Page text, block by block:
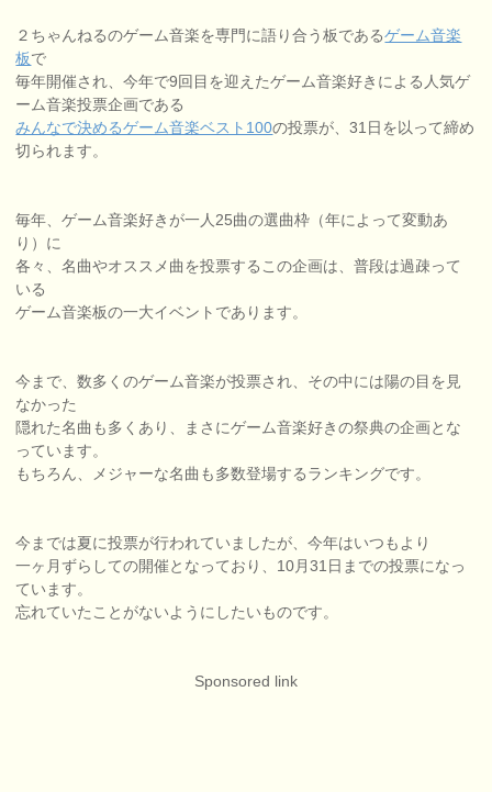
２ちゃんねるのゲーム音楽を専門に語り合う板であるゲーム音楽
板で
毎年開催され、今年で9回目を迎えたゲーム音楽好きによる人気ゲ
ーム音楽投票企画である
みんなで決めるゲーム音楽ベスト100の投票が、31日を以って締め
切られます。
毎年、ゲーム音楽好きが一人25曲の選曲枠（年によって変動あ
り）に
各々、名曲やオススメ曲を投票するこの企画は、普段は過疎って
いる
ゲーム音楽板の一大イベントであります。
今まで、数多くのゲーム音楽が投票され、その中には陽の目を見
なかった
隠れた名曲も多くあり、まさにゲーム音楽好きの祭典の企画とな
っています。
もちろん、メジャーな名曲も多数登場するランキングです。
今までは夏に投票が行われていましたが、今年はいつもより
一ヶ月ずらしての開催となっており、10月31日までの投票になっ
ています。
忘れていたことがないようにしたいものです。
Sponsored link